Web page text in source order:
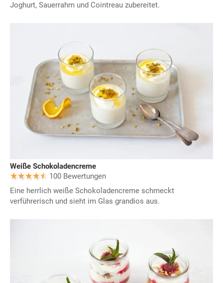
Joghurt, Sauerrahm und Cointreau zubereitet.
Weiße Schokoladencreme
100 Bewertungen
Eine herrlich weiße Schokoladencreme schmeckt
verführerisch und sieht im Glas grandios aus.